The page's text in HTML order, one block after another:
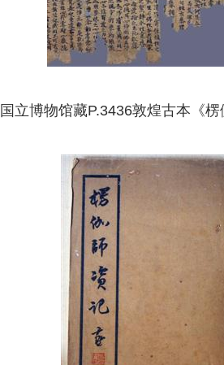
立博物馆藏P.3436敦煌古本《